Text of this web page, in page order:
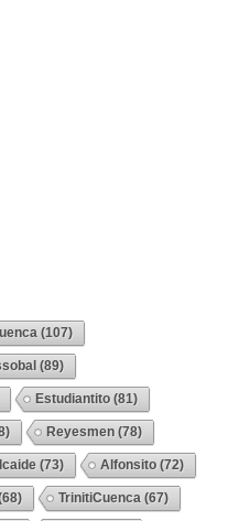
(107)
(89)
Estudiantito (81)
Reyesmen (78)
(73) Alfonsito (72)
TrinitiCuenca (67)